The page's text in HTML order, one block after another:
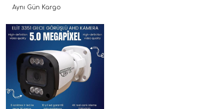
Aynı Gün Kargo